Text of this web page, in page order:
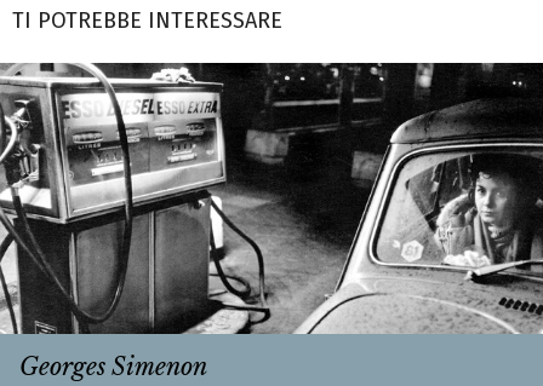
TI POTREBBE INTERESSARE
Georges Simenon